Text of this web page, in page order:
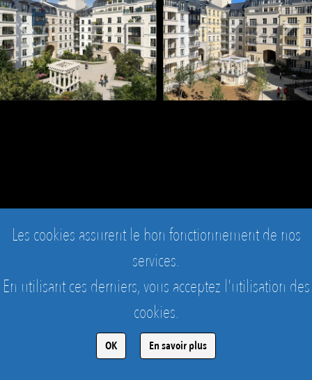
Previous Next
LE PLESSIS-ROBINSON - QUARTIER DU NOROIT, ILOT A
fidélité de l'architecture entre la vue de commercialisatin et la livraison des
Les cookies assurent le bon fonctionnement de nos
services.
En utilisant ces derniers, vous acceptez l'utilisation des
cookies.
OK En savoir plus